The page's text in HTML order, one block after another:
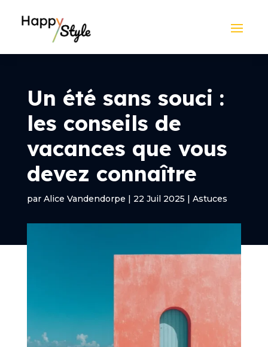
Un été sans souci :
les conseils de
vacances que vous
devez connaître
par Alice Vandendorpe | 22 Juil 2025 | Astuces